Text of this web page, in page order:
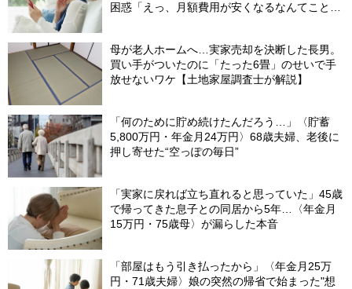
困惑「えっ、月額費用が安くなるなんてことあ
母が老人ホームへ…実家売却を決断した長男。
買い手がついたのに「たった6畳」のせいで手
放せないワケ【土地家屋調査士が解説】
「何のために貯め続けたんだろう…」〈貯蓄
5,800万円・年金月24万円〉68歳夫婦、老後に
押し寄せた“空っぽの毎日”
「実家に戻れば立ち直れると思っていた」45歳
で帰ってきた息子との同居から5年…〈年金月
15万円・75歳母〉が漏らした本音
「部屋はもう引き払ったから」〈年金月25万
円・71歳夫婦〉娘の突然の帰省で始まった"想